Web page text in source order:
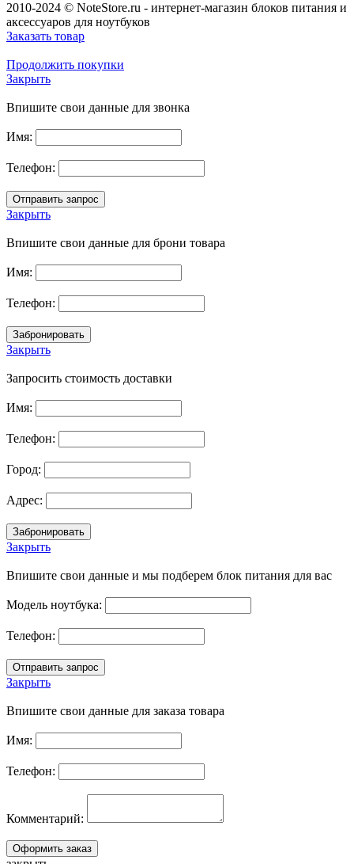
2010-2024 © NoteStore.ru - интернет-магазин блоков питания и
аксессуаров для ноутбуков
Заказать товар
Продолжить покупки
Закрыть
Впишите свои данные для звонка
Имя:
Телефон:
Закрыть
Впишите свои данные для брони товара
Имя:
Телефон:
Закрыть
Запросить стоимость доставки
Имя:
Телефон:
Город:
Адрес:
Закрыть
Впишите свои данные и мы подберем блок питания для вас
Модель ноутбука:
Телефон:
Закрыть
Впишите свои данные для заказа товара
Имя:
Телефон:
Комментарий: